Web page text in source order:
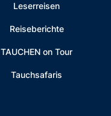
Leserreisen
Reiseberichte
TAUCHEN on Tour
Tauchsafaris